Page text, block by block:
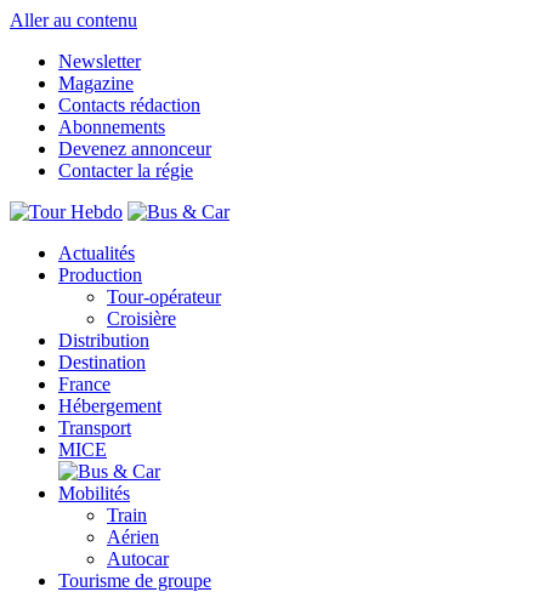
Aller au contenu
Newsletter
Magazine
Contacts rédaction
Abonnements
Devenez annonceur
Contacter la régie
Actualités
Production
Tour-opérateur
Croisière
Distribution
Destination
France
Hébergement
Transport
MICE
Mobilités
Train
Aérien
Autocar
Tourisme de groupe